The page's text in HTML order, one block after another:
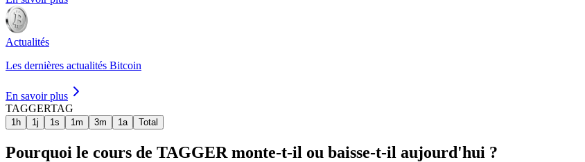
Actualités
Les dernières actualités Bitcoin
En savoir plus
TAGGERTAG
1h 1j 1s 1m 3m 1a Total
Pourquoi le cours de TAGGER monte-t-il ou baisse-t-il aujourd'hui ?